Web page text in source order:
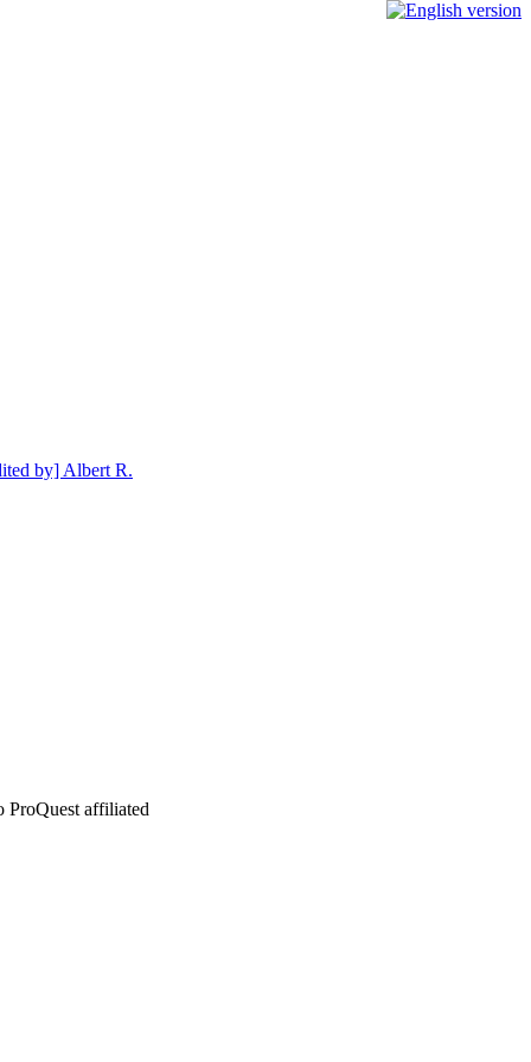
by] Albert R.
ProQuest affiliated